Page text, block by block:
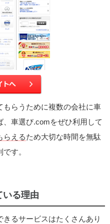
らうために複数の会社に車
車選び.comをぜひ利用して
らえるため大切な時間を無駄
す。
る理由
るサービスはたくさんあり